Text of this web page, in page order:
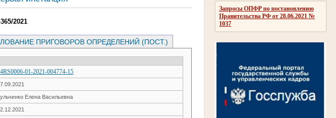
Запросы ОПФР по постановлению
Правительства РФ от 28.06.2021 №
1037
2021
ПРИГОВОРОВ ОПРЕДЕЛЕНИЙ (ПОСТ.)
01-2021-004774-15
Елена Васильевна